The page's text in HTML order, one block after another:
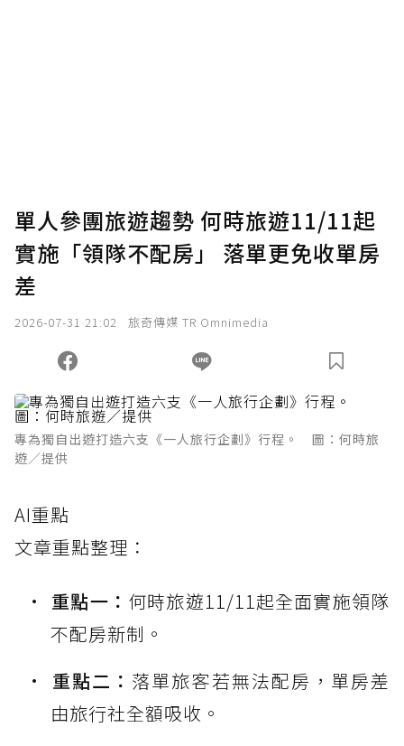
單人參團旅遊趨勢 何時旅遊11/11起
實施「領隊不配房」 落單更免收單房
差
2026-07-31 21:02 旅奇傳媒 TR Omnimedia
專為獨自出遊打造六支《一人旅行企劃》行程。 圖：何時旅
遊／提供
AI重點
文章重點整理：
重點一： 何時旅遊11/11起全面實施領隊
不配房新制。
重點二： 落單旅客若無法配房，單房差
由旅行社全額吸收。